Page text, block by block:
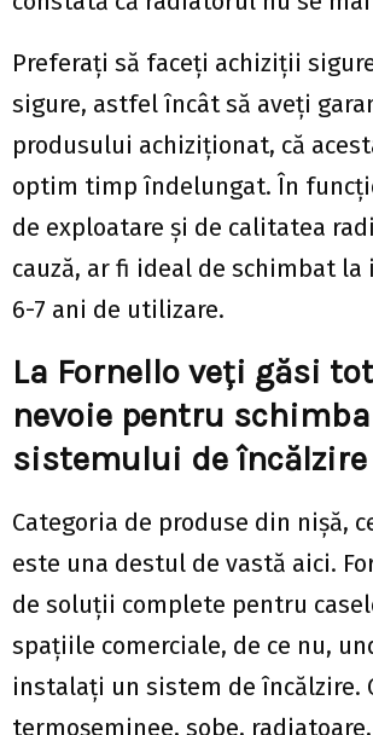
Preferați să faceți achiziții
sigure, astfel încât să aveți
produsului achiziționat, că
optim timp îndelungat. În
de exploatare și de calitatea
cauză, ar fi ideal de schimbat la
6-7 ani de utilizare.
La Fornello veți găsi
nevoie pentru
sistemului de încălzire
Categoria de produse din nișă,
este una destul de vastă aici.
de soluții complete pentru
spațiile comerciale, de ce nu,
instalați un sistem de încălzire.
termoșeminee, sobe,